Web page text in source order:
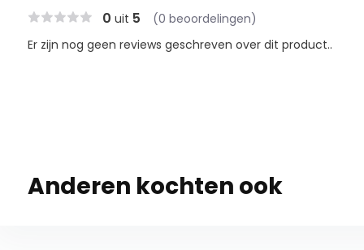
0 uit 5 (0 beoordelingen)
Er zijn nog geen reviews geschreven over dit product..
Anderen kochten ook